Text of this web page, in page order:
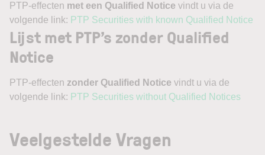
PTP-effecten met een Qualified Notice vindt u via de
volgende link: PTP Securities with known Qualified Notice
Lijst met PTP’s zonder Qualified
Notice
PTP-effecten zonder Qualified Notice vindt u via de
volgende link: PTP Securities without Qualified Notices
Veelgestelde Vragen